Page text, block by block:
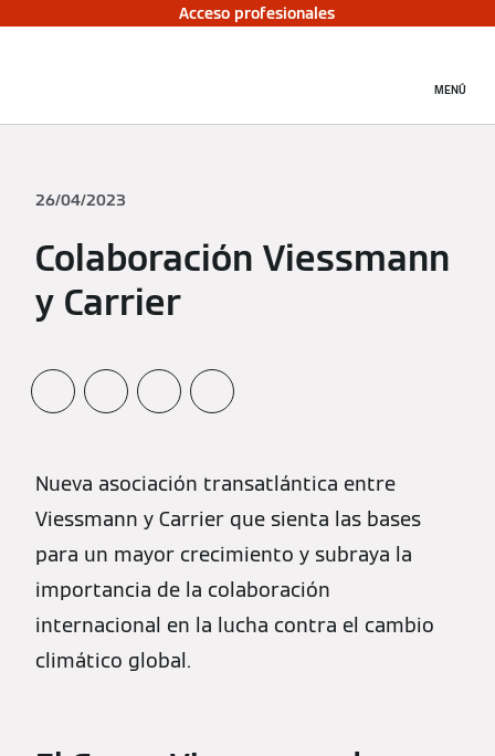
Acceso profesionales
MENÚ
26/04/2023
Colaboración Viessmann
y Carrier
Nueva asociación transatlántica entre
Viessmann y Carrier que sienta las bases
para un mayor crecimiento y subraya la
importancia de la colaboración
internacional en la lucha contra el cambio
climático global.